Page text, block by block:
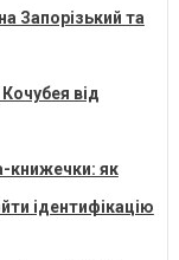
Запорізький та
від
книжечки: як
ідентифікацію